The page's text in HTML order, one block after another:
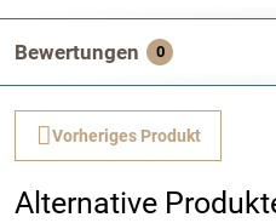
Bewertungen 0
Vorheriges Produkt
Alternative